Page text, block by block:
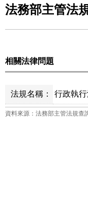
法務部主管法
相關法律問題
法規名稱： 行政執
資料來源：法務部主管法規查